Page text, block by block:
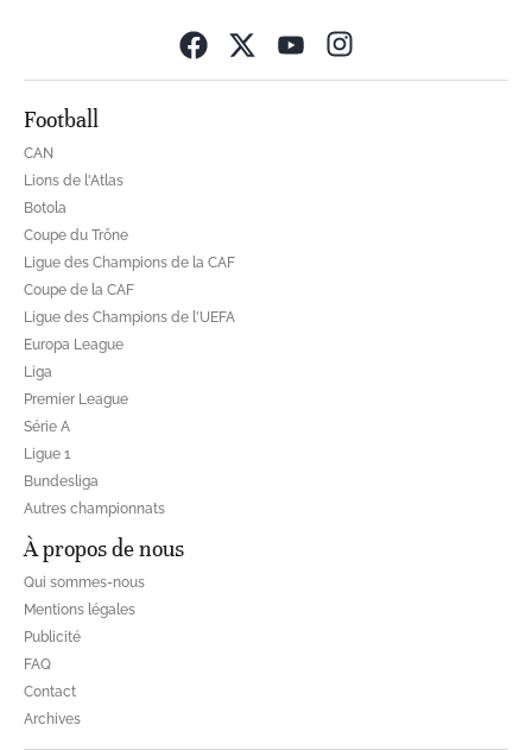
Football
CAN
Lions de l'Atlas
Botola
Coupe du Trône
Ligue des Champions de la CAF
Coupe de la CAF
Ligue des Champions de l'UEFA
Europa League
Liga
Premier League
Série A
Ligue 1
Bundesliga
Autres championnats
À propos de nous
Qui sommes-nous
Mentions légales
Publicité
FAQ
Contact
Archives